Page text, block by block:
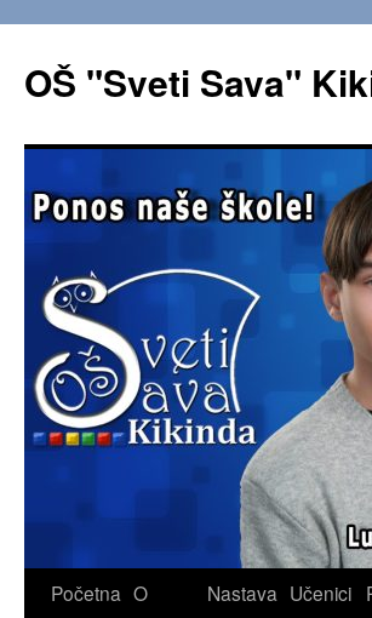
OŠ "Sveti Sava"
Skip
Početna O
Nastava Učenici